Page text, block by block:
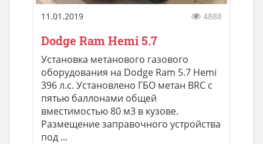
11.01.2019 4888
Dodge Ram Hemi 5.7
Установка метанового газового
оборудования на Dodge Ram 5.7 Hemi
396 л.с. Установлено ГБО метан BRC с
пятью баллонами общей
вместимостью 80 м3 в кузове.
Размещение заправочного устройства
под ...